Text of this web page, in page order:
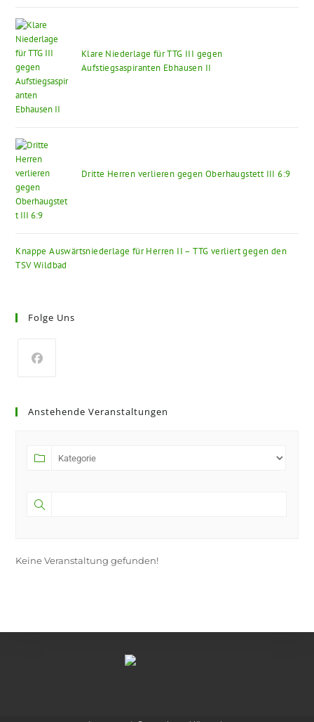
Klare Niederlage für TTG III gegen
Aufstiegsaspiranten Ebhausen II
Dritte Herren verlieren gegen Oberhaugstett III 6:9
Knappe Auswärtsniederlage für Herren II – TTG verliert gegen den
TSV Wildbad
Folge Uns
Anstehende Veranstaltungen
Keine Veranstaltung gefunden!